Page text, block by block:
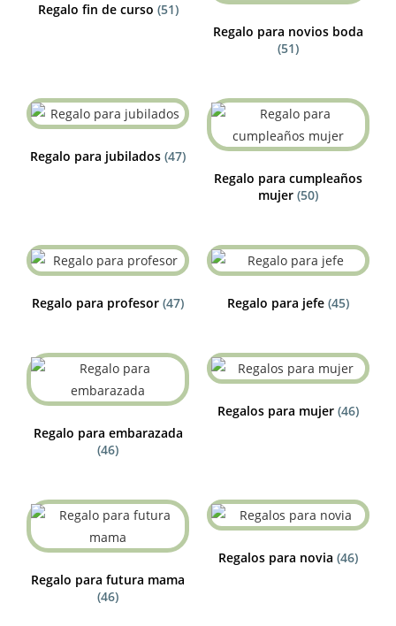
Regalo fin de curso (51)
Regalo para novios boda
(51)
Regalo para jubilados (47)
Regalo para cumpleaños
mujer (50)
Regalo para profesor (47) Regalo para jefe (45)
Regalo para embarazada
(46)
Regalos para mujer (46)
Regalo para futura mama
(46)
Regalos para novia (46)